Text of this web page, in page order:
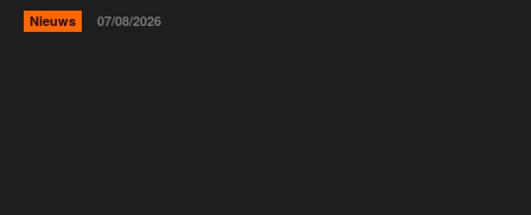
Nieuws 07/08/2026